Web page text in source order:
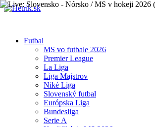
Futbal
MS vo futbale 2026
Premier League
La Liga
Liga Majstrov
Niké Liga
Slovenský futbal
Európska Liga
Bundesliga
Serie A